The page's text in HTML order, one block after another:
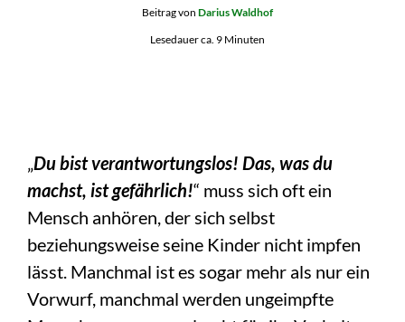
Beitrag von Darius Waldhof
Lesedauer ca. 9 Minuten
„Du bist verantwortungslos! Das, was du
machst, ist gefährlich!“ muss sich oft ein
Mensch anhören, der sich selbst
beziehungsweise seine Kinder nicht impfen
lässt. Manchmal ist es sogar mehr als nur ein
Vorwurf, manchmal werden ungeimpfte